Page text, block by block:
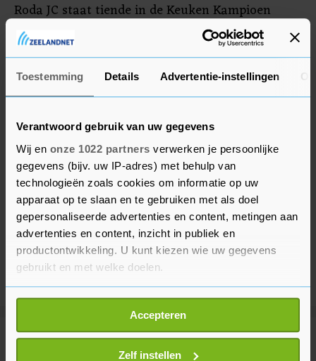
Toestemming Details Advertentie-instellingen
Verantwoord gebruik van uw gegevens
Wij en onze 1022 partners verwerken je persoonlijke
gegevens (bijv. uw IP-adres) met behulp van
technologieën zoals cookies om informatie op uw
apparaat op te slaan en te gebruiken met als doel
gepersonaliseerde advertenties en content, metingen aan
advertenties en content, inzicht in publiek en
productontwikkeling. U kunt kiezen wie uw gegevens
gebruikt en met welke doelen.
Als u het toestaat, willen we ook graag:
Informatie verzamelen over uw geografische
locatie, die tot een paar meter nauwkeurig kan zijn
Uw apparaat identificeren door het actief te
Accepteren
Zelf instellen
Roda JC staat tiende in de Keuken Kampioen
Divisie, Jong Ajax is de nummer 16.
Meer uit Voetbal